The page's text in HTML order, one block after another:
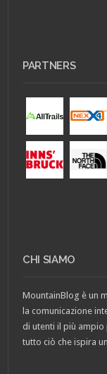
PARTNERS
CHI SIAMO
MountainBlog è un
la comunicazione
di utenti il più ampio
tutto ciò che ispira